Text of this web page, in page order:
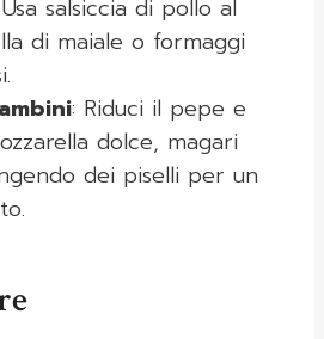
salsiccia di pollo al
di maiale o formaggi
: Riduci il pepe e
dolce, magari
dei piselli per un